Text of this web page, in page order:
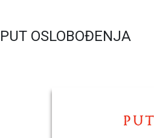
PUT OSLOBOĐENJA